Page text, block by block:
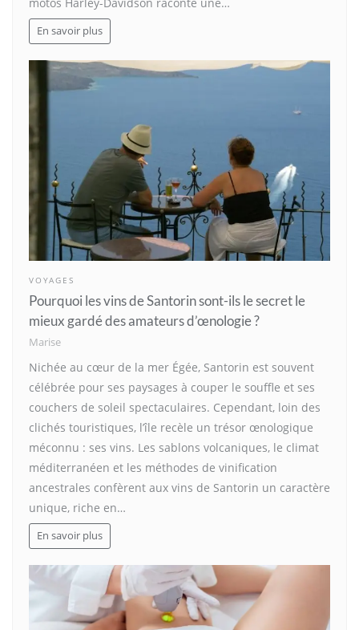
En savoir plus
VOYAGES
Pourquoi les vins de Santorin sont-ils le secret le
mieux gardé des amateurs d’œnologie ?
Marise
Nichée au cœur de la mer Égée, Santorin est souvent
célébrée pour ses paysages à couper le souffle et ses
couchers de soleil spectaculaires. Cependant, loin des
clichés touristiques, l’île recèle un trésor œnologique
méconnu : ses vins. Les sablons volcaniques, le climat
méditerranéen et les méthodes de vinification
ancestrales confèrent aux vins de Santorin un caractère
unique, riche en…
En savoir plus